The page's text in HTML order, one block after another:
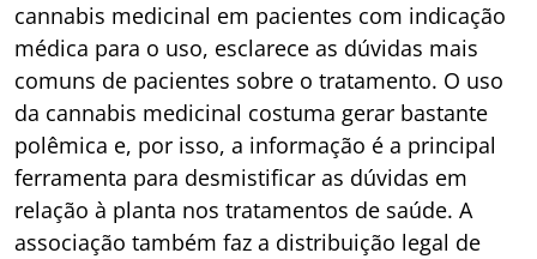
cannabis medicinal em pacientes com indicação
médica para o uso, esclarece as dúvidas mais
comuns de pacientes sobre o tratamento. O uso
da cannabis medicinal costuma gerar bastante
polêmica e, por isso, a informação é a principal
ferramenta para desmistificar as dúvidas em
relação à planta nos tratamentos de saúde. A
associação também faz a distribuição legal de